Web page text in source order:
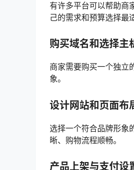
有许多平台可以帮助商
己的需求和预算选择最
购买域名和选择主
商家需要购买一个独立
象。
设计网站和页面布
选择一个符合品牌形象
晰、购物流程顺畅。
产品上架与支付设